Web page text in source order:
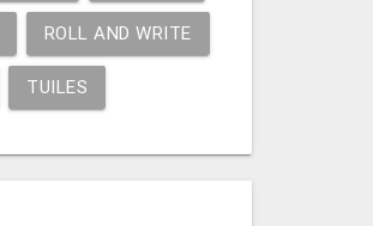
ROLL AND WRITE
TUILES